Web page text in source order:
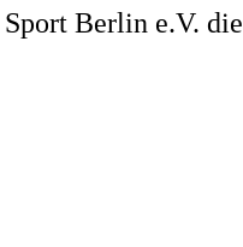
Berlin e.V. die